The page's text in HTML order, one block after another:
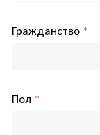
Гражданство *
Пол *